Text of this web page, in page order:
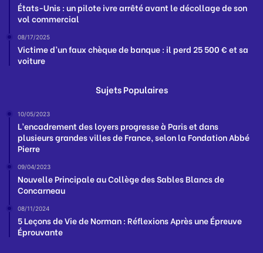
États-Unis : un pilote ivre arrêté avant le décollage de son
vol commercial
08/17/2025
Victime d’un faux chèque de banque : il perd 25 500 € et sa
voiture
Sujets Populaires
10/05/2023
L’encadrement des loyers progresse à Paris et dans
plusieurs grandes villes de France, selon la Fondation Abbé
Pierre
09/04/2023
Nouvelle Principale au Collège des Sables Blancs de
Concarneau
08/11/2024
5 Leçons de Vie de Norman : Réflexions Après une Épreuve
Éprouvante